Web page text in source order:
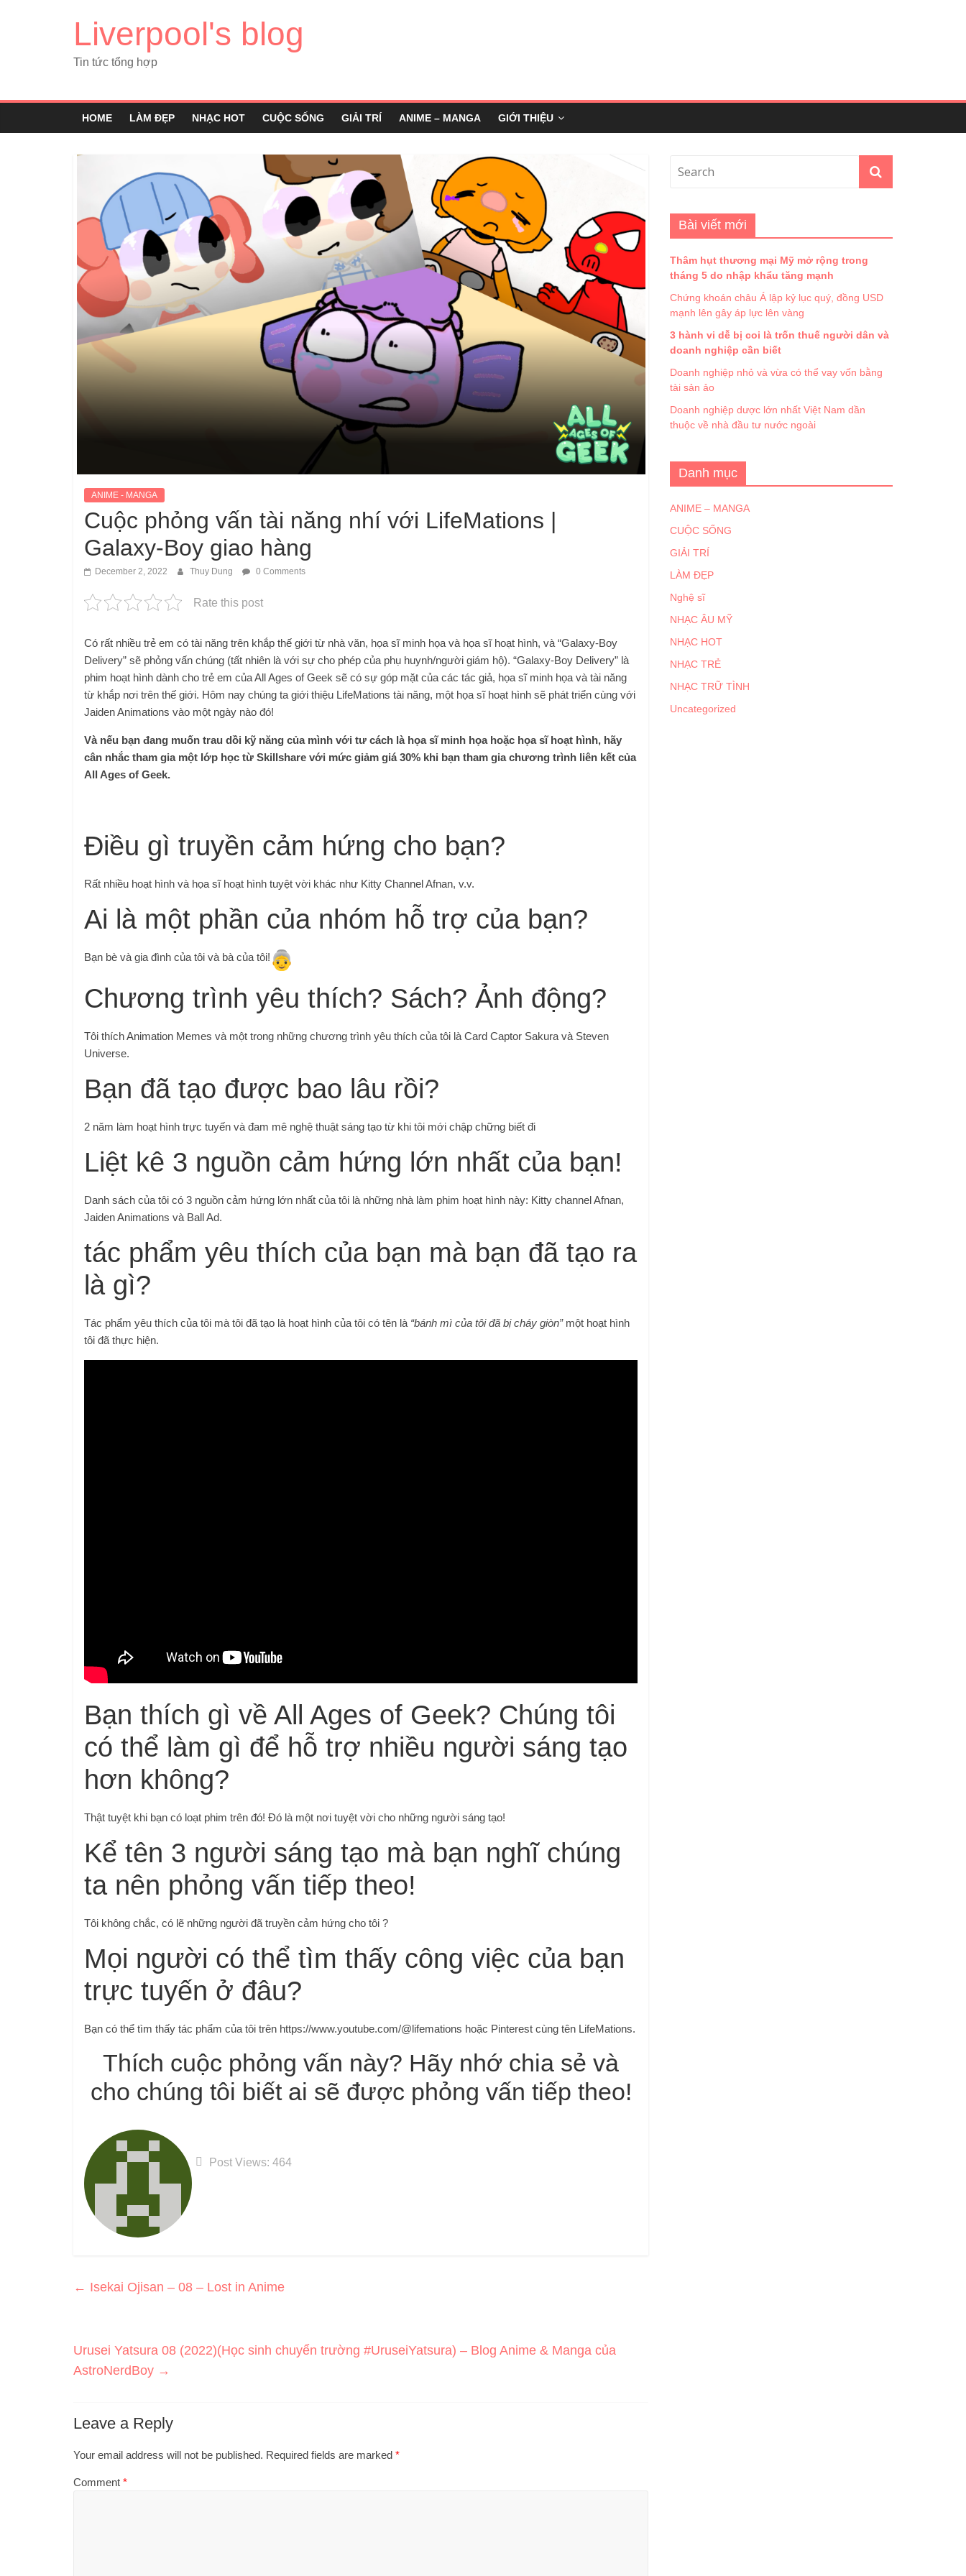
Liverpool's blog
Tin tức tổng hợp
HOME LÀM ĐẸP NHẠC HOT CUỘC SỐNG GIẢI TRÍ ANIME – MANGA GIỚI THIỆU
ANIME - MANGA
Cuộc phỏng vấn tài năng nhí với LifeMations |
Galaxy-Boy giao hàng
December 2, 2022 Thuy Dung 0 Comments
Rate this post
Có rất nhiều trẻ em có tài năng trên khắp thế giới từ nhà văn, họa sĩ minh họa và họa sĩ hoạt hình, và “Galaxy-Boy
Delivery” sẽ phỏng vấn chúng (tất nhiên là với sự cho phép của phụ huynh/người giám hộ). “Galaxy-Boy Delivery” là
phim hoạt hình dành cho trẻ em của All Ages of Geek sẽ có sự góp mặt của các tác giả, họa sĩ minh họa và tài năng
từ khắp nơi trên thế giới. Hôm nay chúng ta giới thiệu LifeMations tài năng, một họa sĩ hoạt hình sẽ phát triển cùng với
Jaiden Animations vào một ngày nào đó!
Và nếu bạn đang muốn trau dồi kỹ năng của mình với tư cách là họa sĩ minh họa hoặc họa sĩ hoạt hình, hãy
cân nhắc tham gia một lớp học từ Skillshare với mức giảm giá 30% khi bạn tham gia chương trình liên kết của
All Ages of Geek.
Điều gì truyền cảm hứng cho bạn?
Rất nhiều hoạt hình và họa sĩ hoạt hình tuyệt vời khác như Kitty Channel Afnan, v.v.
Ai là một phần của nhóm hỗ trợ của bạn?
Bạn bè và gia đình của tôi và bà của tôi!
Chương trình yêu thích? Sách? Ảnh động?
Tôi thích Animation Memes và một trong những chương trình yêu thích của tôi là Card Captor Sakura và Steven
Universe.
Bạn đã tạo được bao lâu rồi?
2 năm làm hoạt hình trực tuyến và đam mê nghệ thuật sáng tạo từ khi tôi mới chập chững biết đi
Liệt kê 3 nguồn cảm hứng lớn nhất của bạn!
Danh sách của tôi có 3 nguồn cảm hứng lớn nhất của tôi là những nhà làm phim hoạt hình này: Kitty channel Afnan,
Jaiden Animations và Ball Ad.
tác phẩm yêu thích của bạn mà bạn đã tạo ra
là gì?
Tác phẩm yêu thích của tôi mà tôi đã tạo là hoạt hình của tôi có tên là “bánh mì của tôi đã bị cháy giòn”một hoạt hình
tôi đã thực hiện.
Bạn thích gì về All Ages of Geek? Chúng tôi
có thể làm gì để hỗ trợ nhiều người sáng tạo
hơn không?
Thật tuyệt khi bạn có loạt phim trên đó! Đó là một nơi tuyệt vời cho những người sáng tạo!
Kể tên 3 người sáng tạo mà bạn nghĩ chúng
ta nên phỏng vấn tiếp theo!
Tôi không chắc, có lẽ những người đã truyền cảm hứng cho tôi ?
Mọi người có thể tìm thấy công việc của bạn
trực tuyến ở đâu?
Bạn có thể tìm thấy tác phẩm của tôi trên https://www.youtube.com/@lifemations hoặc Pinterest cùng tên LifeMations.
Thích cuộc phỏng vấn này? Hãy nhớ chia sẻ và
cho chúng tôi biết ai sẽ được phỏng vấn tiếp theo!
Post Views: 464
← Isekai Ojisan – 08 – Lost in Anime
Urusei Yatsura 08 (2022)(Học sinh chuyển trường #UruseiYatsura) – Blog Anime & Manga của
AstroNerdBoy →
Leave a Reply
Your email address will not be published. Required fields are marked *
Comment *
Bài viết mới
Thâm hụt thương mại Mỹ mở rộng trong
tháng 5 do nhập khẩu tăng mạnh
Chứng khoán châu Á lập kỷ lục quý, đồng USD
mạnh lên gây áp lực lên vàng
3 hành vi dễ bị coi là trốn thuế người dân và
doanh nghiệp cần biết
Doanh nghiệp nhỏ và vừa có thể vay vốn bằng
tài sản ảo
Doanh nghiệp dược lớn nhất Việt Nam dần
thuộc về nhà đầu tư nước ngoài
Danh mục
ANIME – MANGA
CUỘC SỐNG
GIẢI TRÍ
LÀM ĐẸP
Nghệ sĩ
NHẠC ÂU MỸ
NHẠC HOT
NHẠC TRẺ
NHẠC TRỮ TÌNH
Uncategorized